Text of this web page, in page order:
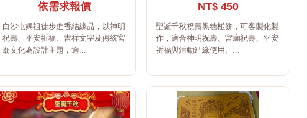
依需求報價
白沙屯媽祖徒步進香結緣品，以神明
祝壽、平安祈福、吉祥文字及傳統宮
廟文化為設計主題，適...
NT$ 450
聖誕千秋祝壽黑糖椪餅，可客製化製
作，適合神明祝壽、宮廟祝壽、平安
祈福與活動結緣使用。...